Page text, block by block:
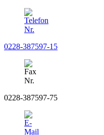
0228-387597-15
0228-387597-75